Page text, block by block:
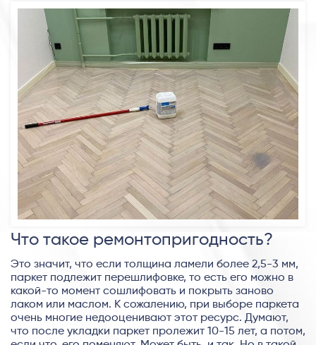
Что такое ремонтопригодность?
Это значит, что если толщина ламели более 2,5-3 мм,
паркет подлежит перешлифовке, то есть его можно в
какой-то момент сошлифовать и покрыть заново
лаком или маслом. К сожалению, при выборе паркета
очень многие недооценивают этот ресурс. Думают,
что после укладки паркет пролежит 10-15 лет, а потом,